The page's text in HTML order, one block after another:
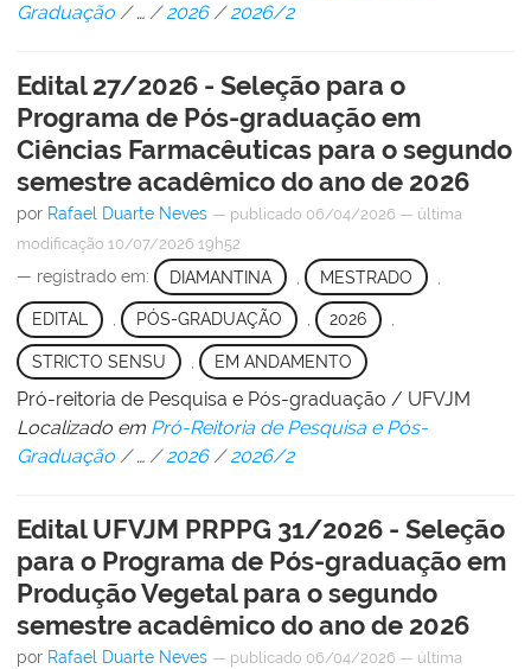
Graduação /… /2026 /2026/2
Edital 27/2026 - Seleção para o
Programa de Pós-graduação em
Ciências Farmacêuticas para o segundo
semestre acadêmico do ano de 2026
por Rafael Duarte Neves — publicado 06/04/2026 — última
modificação 10/07/2026 19h52
— registrado em: DIAMANTINA MESTRADO
EDITAL , PÓS-GRADUAÇÃO , 2026 ,
STRICTO SENSU EM ANDAMENTO
Pró-reitoria de Pesquisa e Pós-graduação / UFVJM
Localizado em Pró-Reitoria de Pesquisa e Pós-
Graduação /… /2026 /2026/2
Edital UFVJM PRPPG 31/2026 - Seleção
para o Programa de Pós-graduação em
Produção Vegetal para o segundo
semestre acadêmico do ano de 2026
por Rafael Duarte Neves — publicado 06/04/2026 — última